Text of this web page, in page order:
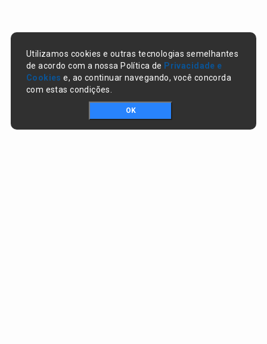
Utilizamos cookies e outras tecnologias semelhantes
de acordo com a nossa Política de Privacidade e
Cookies e, ao continuar navegando, você concorda
com estas condições.
OK